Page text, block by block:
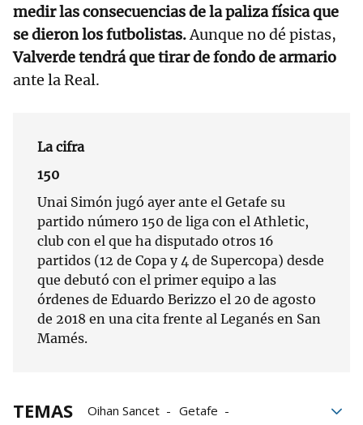
medir las consecuencias de la paliza física que
se dieron los futbolistas.Aunque no dé pistas,
Valverde tendrá que tirar de fondo de armario
ante la Real.
La cifra
150
Unai Simón jugó ayer ante el Getafe su
partido número 150 de liga con el Athletic,
club con el que ha disputado otros 16
partidos (12 de Copa y 4 de Supercopa) desde
que debutó con el primer equipo a las
órdenes de Eduardo Berizzo el 20 de agosto
de 2018 en una cita frente al Leganés en San
Mamés.
TEMAS Oihan Sancet
Getafe